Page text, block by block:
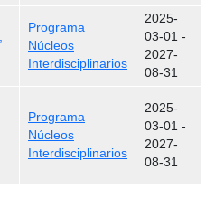
Programa
Núcleos
Interdisciplinarios
2025-
03-01 -
2027-
08-31
Programa
Núcleos
Interdisciplinarios
2025-
03-01 -
2027-
08-31